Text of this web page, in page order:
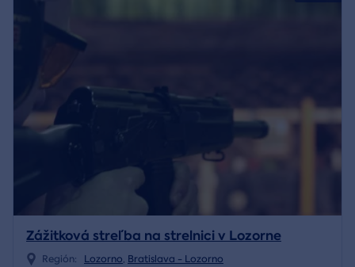
Zážitková streľba na strelnici v Lozorne
Región: Lozorno, Bratislava - Lozorno